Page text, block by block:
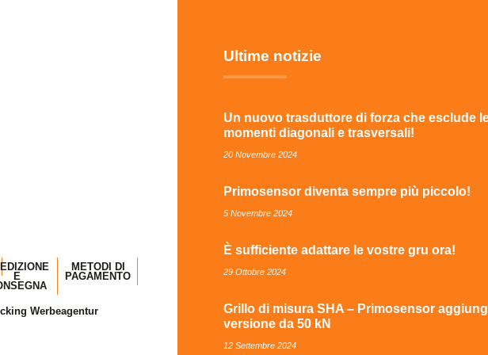
E
METODI DI
PAGAMENTO
Werbeagentur
Ultime notizie
Un nuovo trasduttore di forza che esclude
momenti diagonali e trasversali!
20 Novembre 2024
Primosensor diventa sempre più piccolo!
5 Novembre 2024
È sufficiente adattare le vostre gru ora!
29 Ottobre 2024
Grillo di misura SHA – Primosensor
versione da 50 kN
12 Settembre 2024